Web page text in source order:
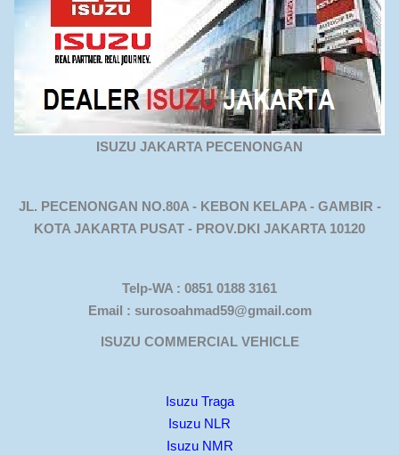
ISUZU JAKARTA PECENONGAN
JL. PECENONGAN NO.80A - KEBON KELAPA - GAMBIR -
KOTA JAKARTA PUSAT - PROV.DKI JAKARTA 10120
Telp-WA : 0851 0188 3161
Email : surosoahmad59@gmail.com
ISUZU COMMERCIAL VEHICLE
Isuzu Traga
Isuzu NLR
Isuzu NMR